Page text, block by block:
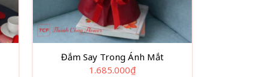
Đắm Say Trong Ánh Mắt
1.685.000₫